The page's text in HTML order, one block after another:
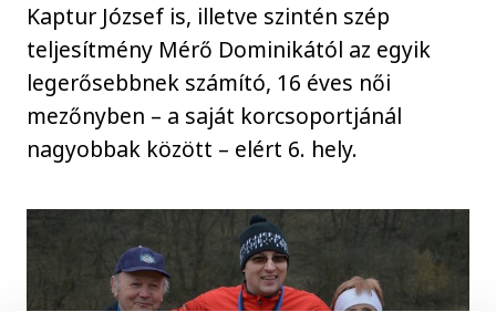
Kaptur József is, illetve szintén szép
teljesítmény Mérő Dominikától az egyik
legerősebbnek számító, 16 éves női
mezőnyben – a saját korcsoportjánál
nagyobbak között – elért 6. hely.